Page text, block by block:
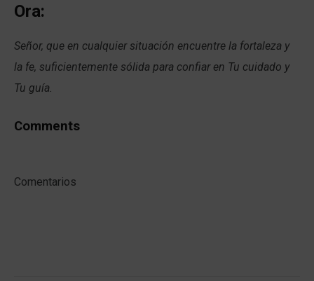
Ora:
Señor, que en cualquier situación encuentre la fortaleza y
la fe, suficientemente sólida para confiar en Tu cuidado y
Tu guía.
Comments
Comentarios